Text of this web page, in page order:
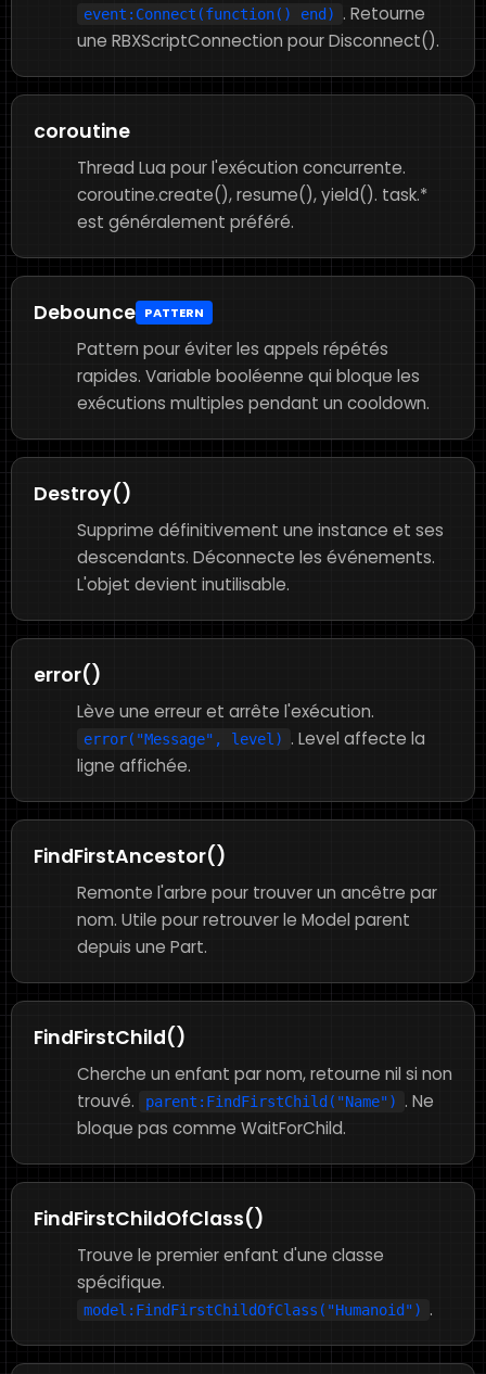
event:Connect(function() end)
. Retourne
une RBXScriptConnection pour Disconnect().
coroutine
Thread Lua pour l'exécution concurrente.
coroutine.create(), resume(), yield(). task.*
est généralement préféré.
Debounce PATTERN
Pattern pour éviter les appels répétés
rapides. Variable booléenne qui bloque les
exécutions multiples pendant un cooldown.
Destroy()
Supprime définitivement une instance et ses
descendants. Déconnecte les événements.
L'objet devient inutilisable.
error()
Lève une erreur et arrête l'exécution.
error("Message", level) . Level affecte la
ligne affichée.
FindFirstAncestor()
Remonte l'arbre pour trouver un ancêtre par
nom. Utile pour retrouver le Model parent
depuis une Part.
FindFirstChild()
Cherche un enfant par nom, retourne nil si non
trouvé.
parent:FindFirstChild("Name")
. Ne
bloque pas comme WaitForChild.
FindFirstChildOfClass()
Trouve le premier enfant d'une classe
spécifique.
model:FindFirstChildOfClass("Humanoid") .